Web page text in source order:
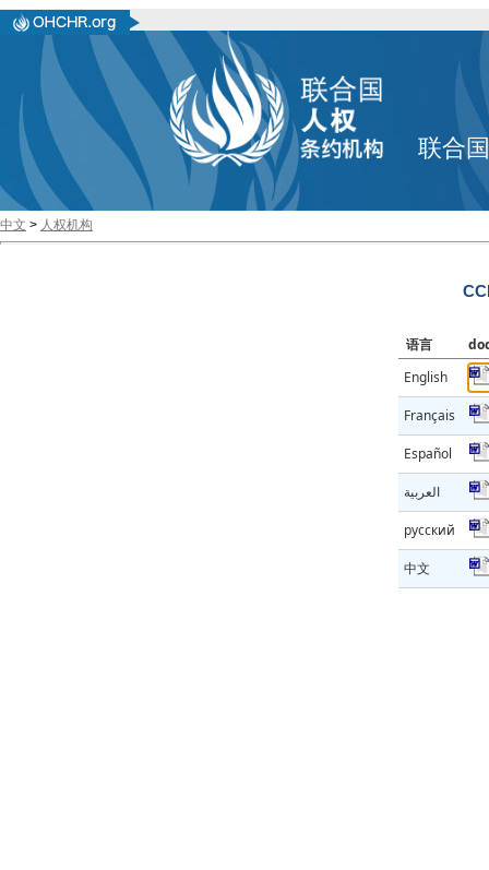
联合
中文 > 人权机构
语言
English
Français
Español
العربية
русский
中文